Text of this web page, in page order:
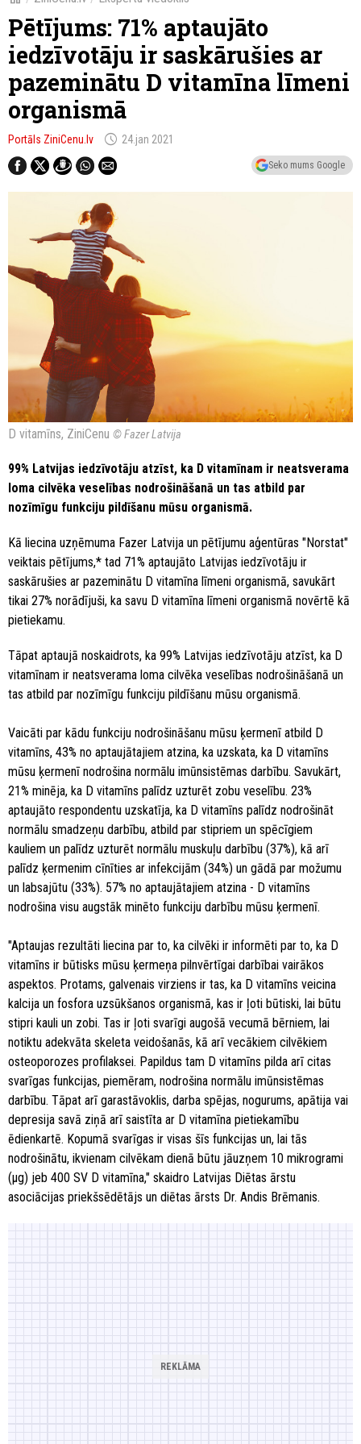
Pētījums: 71% aptaujāto
iedzīvotāju ir saskārušies ar
pazeminātu D vitamīna līmeni
organismā
Portāls ZiniCenu.lv schedule 24.jan 2021
Seko mums Google
D vitamīns, ZiniCenu © Fazer Latvija
99% Latvijas iedzīvotāju atzīst, ka D vitamīnam ir neatsverama
loma cilvēka veselības nodrošināšanā un tas atbild par
nozīmīgu funkciju pildīšanu mūsu organismā.
Kā liecina uzņēmuma Fazer Latvija un pētījumu aģentūras "Norstat"
veiktais pētījums,* tad 71% aptaujāto Latvijas iedzīvotāju ir
saskārušies ar pazeminātu D vitamīna līmeni organismā, savukārt
tikai 27% norādījuši, ka savu D vitamīna līmeni organismā novērtē kā
pietiekamu.
Tāpat aptaujā noskaidrots, ka 99% Latvijas iedzīvotāju atzīst, ka D
vitamīnam ir neatsverama loma cilvēka veselības nodrošināšanā un
tas atbild par nozīmīgu funkciju pildīšanu mūsu organismā.
Vaicāti par kādu funkciju nodrošināšanu mūsu ķermenī atbild D
vitamīns, 43% no aptaujātajiem atzina, ka uzskata, ka D vitamīns
mūsu ķermenī nodrošina normālu imūnsistēmas darbību. Savukārt,
21% minēja, ka D vitamīns palīdz uzturēt zobu veselību. 23%
aptaujāto respondentu uzskatīja, ka D vitamīns palīdz nodrošināt
normālu smadzeņu darbību, atbild par stipriem un spēcīgiem
kauliem un palīdz uzturēt normālu muskuļu darbību (37%), kā arī
palīdz ķermenim cīnīties ar infekcijām (34%) un gādā par možumu
un labsajūtu (33%). 57% no aptaujātajiem atzina - D vitamīns
nodrošina visu augstāk minēto funkciju darbību mūsu ķermenī.
"Aptaujas rezultāti liecina par to, ka cilvēki ir informēti par to, ka D
vitamīns ir būtisks mūsu ķermeņa pilnvērtīgai darbībai vairākos
aspektos. Protams, galvenais virziens ir tas, ka D vitamīns veicina
kalcija un fosfora uzsūkšanos organismā, kas ir ļoti būtiski, lai būtu
stipri kauli un zobi. Tas ir ļoti svarīgi augošā vecumā bērniem, lai
notiktu adekvāta skeleta veidošanās, kā arī vecākiem cilvēkiem
osteoporozes profilaksei. Papildus tam D vitamīns pilda arī citas
svarīgas funkcijas, piemēram, nodrošina normālu imūnsistēmas
darbību. Tāpat arī garastāvoklis, darba spējas, nogurums, apātija vai
depresija savā ziņā arī saistīta ar D vitamīna pietiekamību
ēdienkartē. Kopumā svarīgas ir visas šīs funkcijas un, lai tās
nodrošinātu, ikvienam cilvēkam dienā būtu jāuzņem 10 mikrogrami
(µg) jeb 400 SV D vitamīna," skaidro Latvijas Diētas ārstu
asociācijas priekšsēdētājs un diētas ārsts Dr. Andis Brēmanis.